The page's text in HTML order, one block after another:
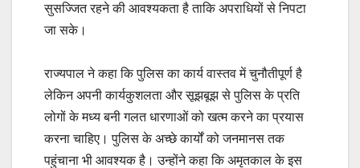
सुसज्जित रहने की आवश्यकता है ताकि अपराधियों से निपटा
जा सके।
राज्यपाल ने कहा कि पुलिस का कार्य वास्तव में चुनौतीपूर्ण है
लेकिन अपनी कार्यकुशलता और सूझबूझ से पुलिस के प्रति
लोगों के मध्य बनी गलत धारणाओं को खत्म करने का प्रयास
करना चाहिए। पुलिस के अच्छे कार्यों को जनमानस तक
पहुंचाना भी आवश्यक है। उन्होंने कहा कि अमृतकाल के इस